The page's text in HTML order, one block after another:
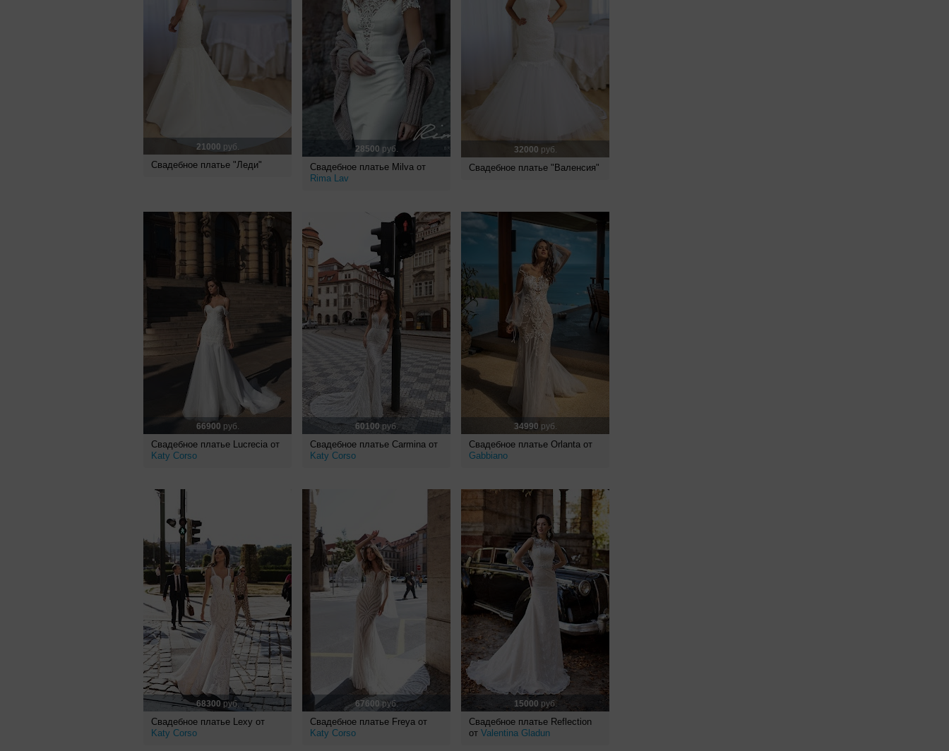
21000 руб.
Свадебное платье "Леди"
28500 руб.
Свадебное платье Milva от
Rima Lav
32000 руб.
Свадебное платье "Валенсия"
66900 руб.
Свадебное платье Lucrecia от
Katy Corso
60100руб.
Свадебное платье Carmina от
Katy Corso
34990 руб.
Свадебное платье Orlanta от
Gabbiano
68300 руб.
Свадебное платье Lexy от
Katy Corso
67600 руб.
Свадебное платье Freya от
Katy Corso
15000 руб.
Свадебное платье Reflection
от Valentina Gladun